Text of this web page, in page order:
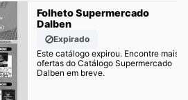
Folheto Supermercado
Dalben
Expirado
Este catálogo expirou. Encontre mais
ofertas do Catálogo Supermercado
Dalben em breve.